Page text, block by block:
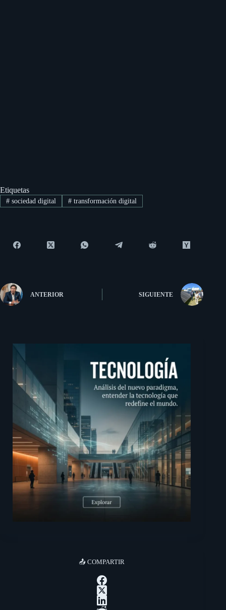
Etiquetas
#sociedad digital #transformación digital
ANTERIOR SIGUIENTE
📤 COMPARTIR